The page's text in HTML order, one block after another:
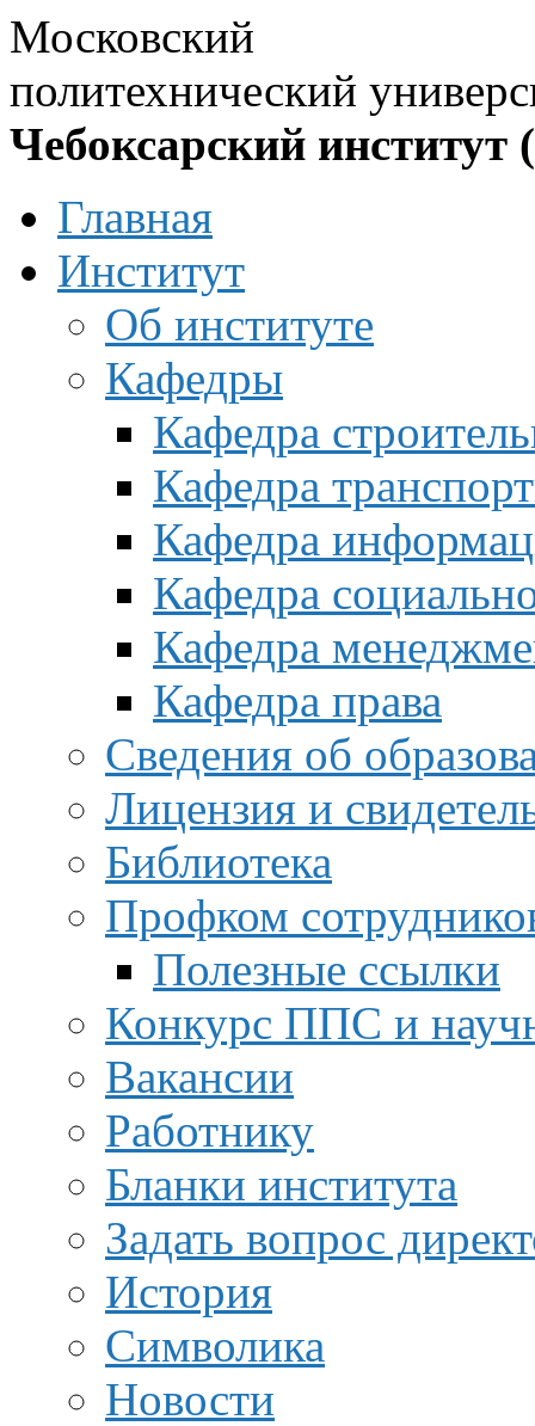
Московский
политехнический
Чебоксарский институт
Главная
Институт
Об институте
Кафедры
Кафедра
Кафедра
Кафедра
Кафедра
Кафедра
Кафедра права
Сведения об
Лицензия и
Библиотека
Профком
Полезные ссылки
Конкурс ППС и
Вакансии
Работнику
Бланки института
Задать вопрос
История
Символика
Новости